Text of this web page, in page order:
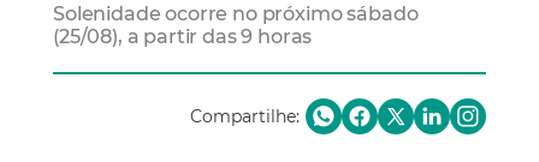
Solenidade ocorre no próximo sábado
(25/08), a partir das 9 horas
Compartilhe: